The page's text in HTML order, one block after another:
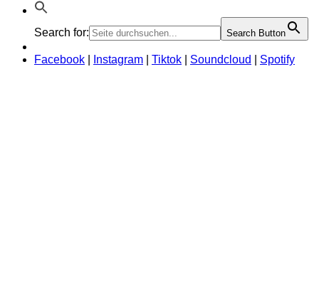
Search for: Search Button
Facebook Instagram Tiktok Soundcloud Spotify